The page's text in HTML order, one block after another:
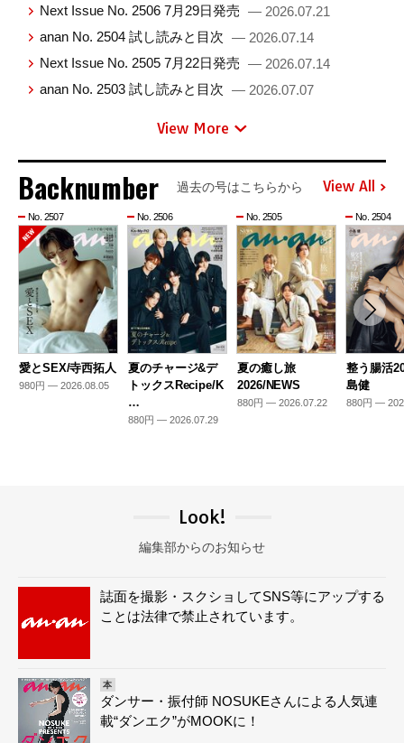
Next Issue No. 2506 7月29日発売 — 2026.07.21
anan No. 2504 試し読みと目次 — 2026.07.14
Next Issue No. 2505 7月22日発売 — 2026.07.14
anan No. 2503 試し読みと目次 — 2026.07.07
View More
Backnumber 過去の号はこちらから View All
No. 2507
愛とSEX/寺西拓人
980円 — 2026.08.05
No. 2506
夏のチャージ&デ
トックスRecipe/K
…
880円 — 2026.07.29
No. 2505
夏の癒し旅
2026/NEWS
880円 — 2026.07.22
No. 2504
整う腸活
島健
880円 —
Look!
編集部からのお知らせ
誌面を撮影・スクショしてSNS等にアップする
ことは法律で禁止されています。
本
ダンサー・振付師 NOSUKEさんによる人気連
載“ダンエク”がMOOKに！